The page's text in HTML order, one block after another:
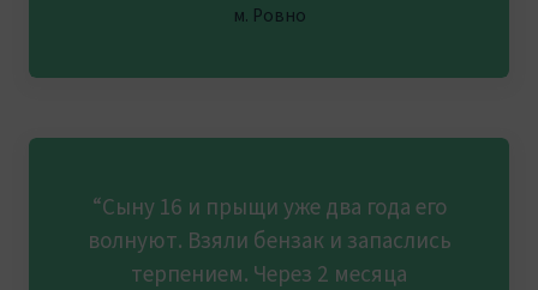
м. Ровно
“Сыну 16 и прыщи уже два года его
волнуют. Взяли бензак и запаслись
терпением. Через 2 месяца